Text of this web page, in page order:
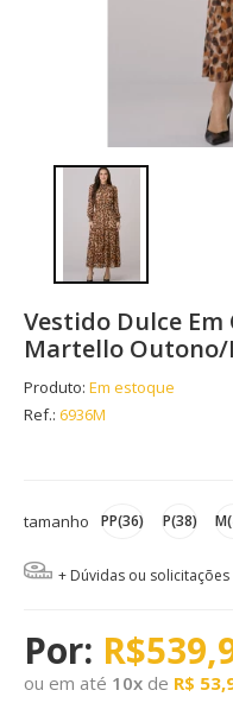
Vestido Dulce
Martello Outono/
Produto: Em estoque
Ref.: 6936M
tamanho PP(36) P(38)
+ Dúvidas ou
ou em até 10x de R$